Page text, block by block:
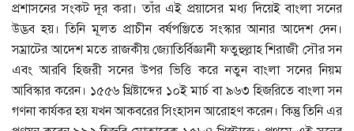
প্রশাসনের সংকট দূর করা। তাঁর এই প্রয়াসের মধ্য দিয়েই বাংলা সনের
উদ্ভব হয়। তিনি মূলত প্রাচীন বর্ষপঞ্জিতে সংস্কার আনার আদেশ দেন।
সম্রাটের আদেশ মতে রাজকীয় জ্যোতির্বিজ্ঞানী ফতুহুল্লাহ শিরাজী সৌর সন
এবং আরবি হিজরী সনের উপর ভিত্তি করে নতুন বাংলা সনের নিয়ম
আবিস্কার করেন। ১৫৫৬ খ্রিষ্টাব্দের ১০ই মার্চ বা ৯৬৩ হিজরিতে বাংলা সন
গণনা কার্যকর হয় যখন আকবরের সিংহাসন আরোহণ করেন। কিন্তু তিনি এর